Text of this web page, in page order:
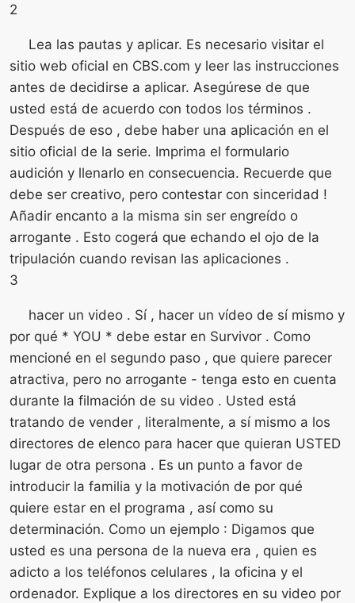
2
Lea las pautas y aplicar. Es necesario visitar el
sitio web oficial en CBS.com y leer las instrucciones
antes de decidirse a aplicar. Asegúrese de que
usted está de acuerdo con todos los términos .
Después de eso , debe haber una aplicación en el
sitio oficial de la serie. Imprima el formulario
audición y llenarlo en consecuencia. Recuerde que
debe ser creativo, pero contestar con sinceridad !
Añadir encanto a la misma sin ser engreído o
arrogante . Esto cogerá que echando el ojo de la
tripulación cuando revisan las aplicaciones .
3
hacer un video . Sí , hacer un vídeo de sí mismo y
por qué * YOU * debe estar en Survivor . Como
mencioné en el segundo paso , que quiere parecer
atractiva, pero no arrogante - tenga esto en cuenta
durante la filmación de su video . Usted está
tratando de vender , literalmente, a sí mismo a los
directores de elenco para hacer que quieran USTED
lugar de otra persona . Es un punto a favor de
introducir la familia y la motivación de por qué
quiere estar en el programa , así como su
determinación. Como un ejemplo : Digamos que
usted es una persona de la nueva era , quien es
adicto a los teléfonos celulares , la oficina y el
ordenador. Explique a los directores en su video por